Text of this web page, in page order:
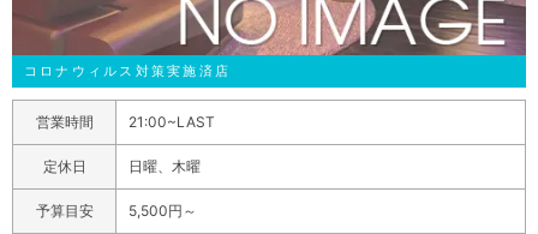
コロナウィルス対策実施済店
営業時間 21:00~LAST
定休日 日曜、木曜
予算目安 5,500円～